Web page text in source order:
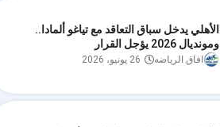
الأهلي يدخل سباق التعاقد مع تياغو ألمادا..
ومونديال 2026 يؤجل القرار
افاق الرياضه 26 يونيو، 2026